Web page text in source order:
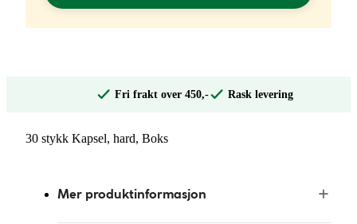
Fri frakt over 450,- Rask levering
30 stykk Kapsel, hard, Boks
Mer produktinformasjon